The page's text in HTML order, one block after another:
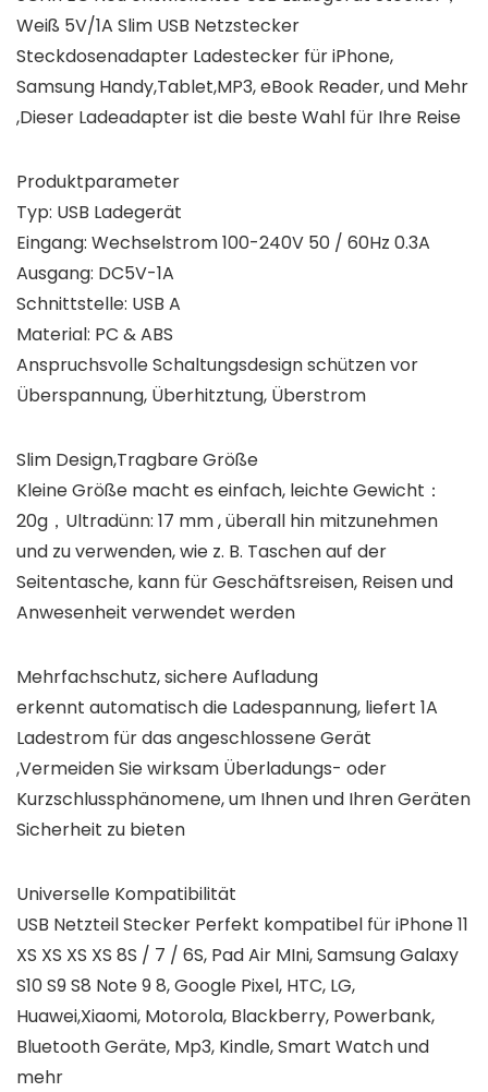
Weiß 5V/1A Slim USB Netzstecker
Steckdosenadapter Ladestecker für iPhone,
Samsung Handy,Tablet,MP3, eBook Reader, und Mehr
,Dieser Ladeadapter ist die beste Wahl für Ihre Reise
Produktparameter
Typ: USB Ladegerät
Eingang: Wechselstrom 100-240V 50 / 60Hz 0.3A
Ausgang: DC5V-1A
Schnittstelle: USB A
Material: PC & ABS
Anspruchsvolle Schaltungsdesign schützen vor
Überspannung, Überhitztung, Überstrom
Slim Design,Tragbare Größe
Kleine Größe macht es einfach, leichte Gewicht：
20g，Ultradünn: 17 mm , überall hin mitzunehmen
und zu verwenden, wie z. B. Taschen auf der
Seitentasche, kann für Geschäftsreisen, Reisen und
Anwesenheit verwendet werden
Mehrfachschutz, sichere Aufladung
erkennt automatisch die Ladespannung, liefert 1A
Ladestrom für das angeschlossene Gerät
,Vermeiden Sie wirksam Überladungs- oder
Kurzschlussphänomene, um Ihnen und Ihren Geräten
Sicherheit zu bieten
Universelle Kompatibilität
USB Netzteil Stecker Perfekt kompatibel für iPhone 11
XS XS XS XS 8S / 7 / 6S, Pad Air MIni, Samsung Galaxy
S10 S9 S8 Note 9 8, Google Pixel, HTC, LG,
Huawei,Xiaomi, Motorola, Blackberry, Powerbank,
Bluetooth Geräte, Mp3, Kindle, Smart Watch und
mehr